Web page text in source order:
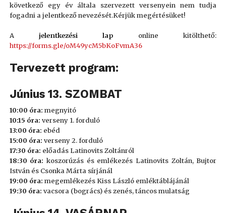
következő egy év általa szervezett versenyein nem tudja
fogadni a jelentkező nevezését.Kérjük megértésüket!
Ajelentkezési lap online kitölthető:
https://forms.gle/oM49ycM5bKoFvmA36
Tervezett program:
Június 13. SZOMBAT
10:00 óra: megnyitó
10:15 óra: verseny 1. forduló
13:00 óra: ebéd
15:00 óra: verseny 2. forduló
17:30 óra: előadás Latinovits Zoltánról
18:30 óra: koszorúzás és emlékezés Latinovits Zoltán, Bujtor
István és Csonka Márta sírjánál
19:00 óra: megemlékezés Kiss László emléktáblájánál
19:30 óra: vacsora (bogrács) és zenés, táncos mulatság